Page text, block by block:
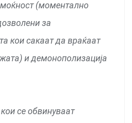
(моментално
за
кои сакаат да враќаат
и демонополизација
се обвинуваат